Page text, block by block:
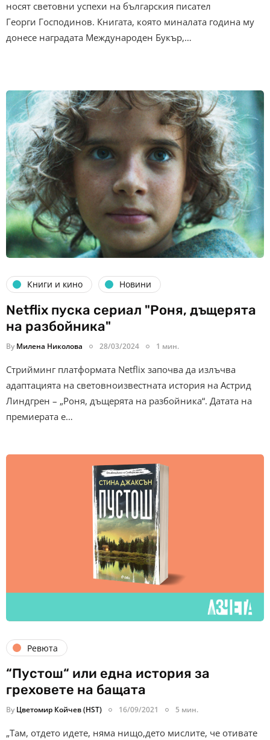
носят световни успехи на българския писател
Георги Господинов. Книгата, която миналата година му
донесе наградата Международен Букър,…
Книги и кино Новини
Netflix пуска сериал "Роня, дъщерята
на разбойника"
By Милена Николова 28/03/2024 1 мин.
Стрийминг платформата Netflix започва да излъчва
адаптацията на световноизвестната история на Астрид
Линдгрен – „Роня, дъщерята на разбойника“. Датата на
премиерата е…
Ревюта
“Пустош“ или една история за
греховете на бащата
By Цветомир Койчев (HST) 16/09/2021 5 мин.
„Там, отдето идете, няма нищо,дето мислите, че отивате